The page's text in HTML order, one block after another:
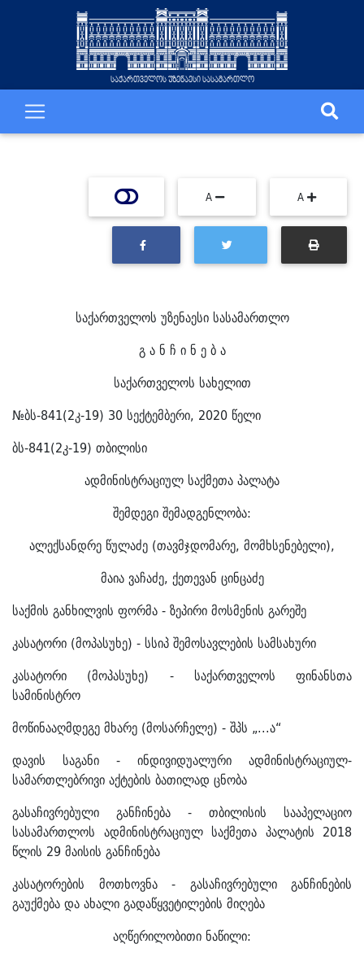
საქართველოს უზენაესი სასამართლო
A A
საქართველოს უზენაესი სასამართლო
გ ა ნ ჩ ი ნ ე ბ ა
საქართველოს სახელით
№ბს-841(2კ-19) 30 სექტემბერი, 2020 წელი
ბს-841(2კ-19) თბილისი
ადმინისტრაციულ საქმეთა პალატა
შემდეგი შემადგენლობა:
ალექსანდრე წულაძე (თავმჯდომარე, მომხსენებელი),
მაია ვაჩაძე, ქეთევან ცინცაძე
საქმის განხილვის ფორმა - ზეპირი მოსმენის გარეშე
კასატორი (მოპასუხე) - სსიპ შემოსავლების სამსახური
კასატორი (მოპასუხე) - საქართველოს ფინანსთა
სამინისტრო
მოწინააღმდეგე მხარე (მოსარჩელე) - შპს „...ა“
დავის საგანი - ინდივიდუალური ადმინისტრაციულ-
სამართლებრივი აქტების ბათილად ცნობა
გასაჩივრებული განჩინება - თბილისის სააპელაციო
სასამართლოს ადმინისტრაციულ საქმეთა პალატის 2018
წლის 29 მაისის განჩინება
კასატორების მოთხოვნა - გასაჩივრებული განჩინების
გაუქმება და ახალი გადაწყვეტილების მიღება
აღწერილობითი ნაწილი: